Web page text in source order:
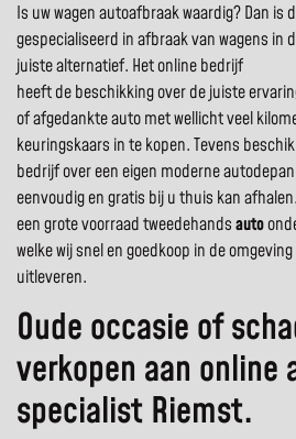
Is uw wagen autoafbraak waardig? Dan is
gespecialiseerd in afbraak van wagens in
juiste alternatief. Het online bedrijf
heeft de beschikking over de juiste
of afgedankte auto met wellicht veel
keuringskaars in te kopen. Tevens
bedrijf over een eigen moderne
eenvoudig en gratis bij u thuis kan
een grote voorraad tweedehandsauto
welke wij snel en goedkoop in de
uitleveren.
Oude occasie of
verkopen aan online
specialist Riemst.